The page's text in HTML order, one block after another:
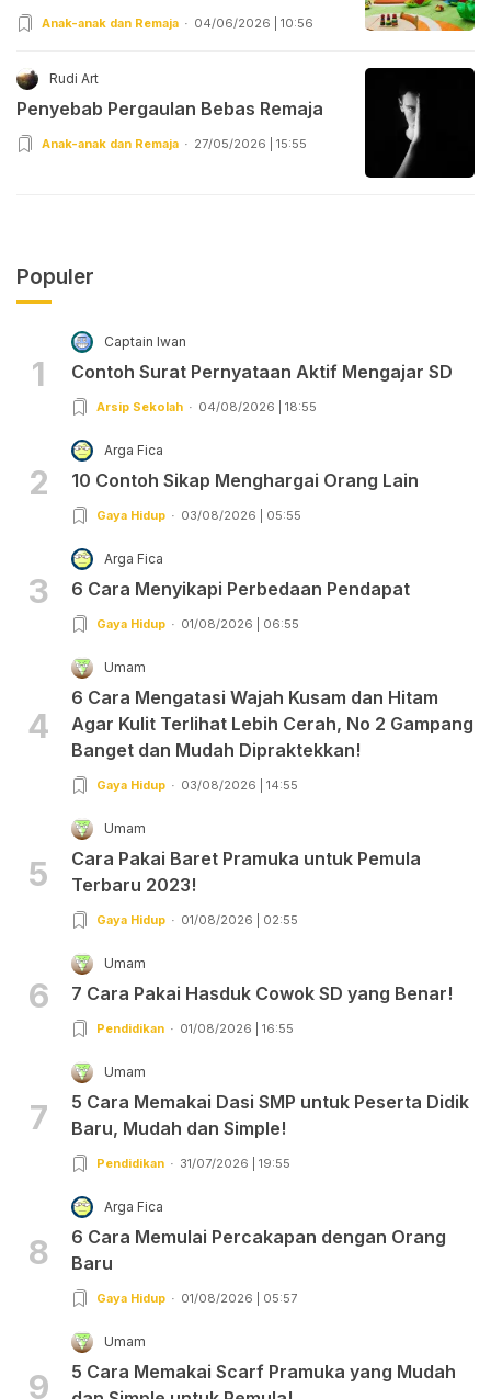
Anak-anak dan Remaja 04/06/2026 | 10:56
Rudi Art
Penyebab Pergaulan Bebas Remaja
Anak-anak dan Remaja 27/05/2026 | 15:55
Populer
1
Captain Iwan
Contoh Surat Pernyataan Aktif Mengajar SD
Arsip Sekolah 04/08/2026 | 18:55
2
Arga Fica
10 Contoh Sikap Menghargai Orang Lain
Gaya Hidup 03/08/2026 | 05:55
3
Arga Fica
6 Cara Menyikapi Perbedaan Pendapat
Gaya Hidup 01/08/2026 | 06:55
4
Umam
6 Cara Mengatasi Wajah Kusam dan Hitam
Agar Kulit Terlihat Lebih Cerah, No 2 Gampang
Banget dan Mudah Dipraktekkan!
Gaya Hidup 03/08/2026 | 14:55
5
Umam
Cara Pakai Baret Pramuka untuk Pemula
Terbaru 2023!
Gaya Hidup 01/08/2026 | 02:55
6
Umam
7 Cara Pakai Hasduk Cowok SD yang Benar!
Pendidikan 01/08/2026 | 16:55
7
Umam
5 Cara Memakai Dasi SMP untuk Peserta Didik
Baru, Mudah dan Simple!
Pendidikan 31/07/2026 | 19:55
8
Arga Fica
6 Cara Memulai Percakapan dengan Orang
Baru
Gaya Hidup 01/08/2026 | 05:57
9
Umam
5 Cara Memakai Scarf Pramuka yang Mudah